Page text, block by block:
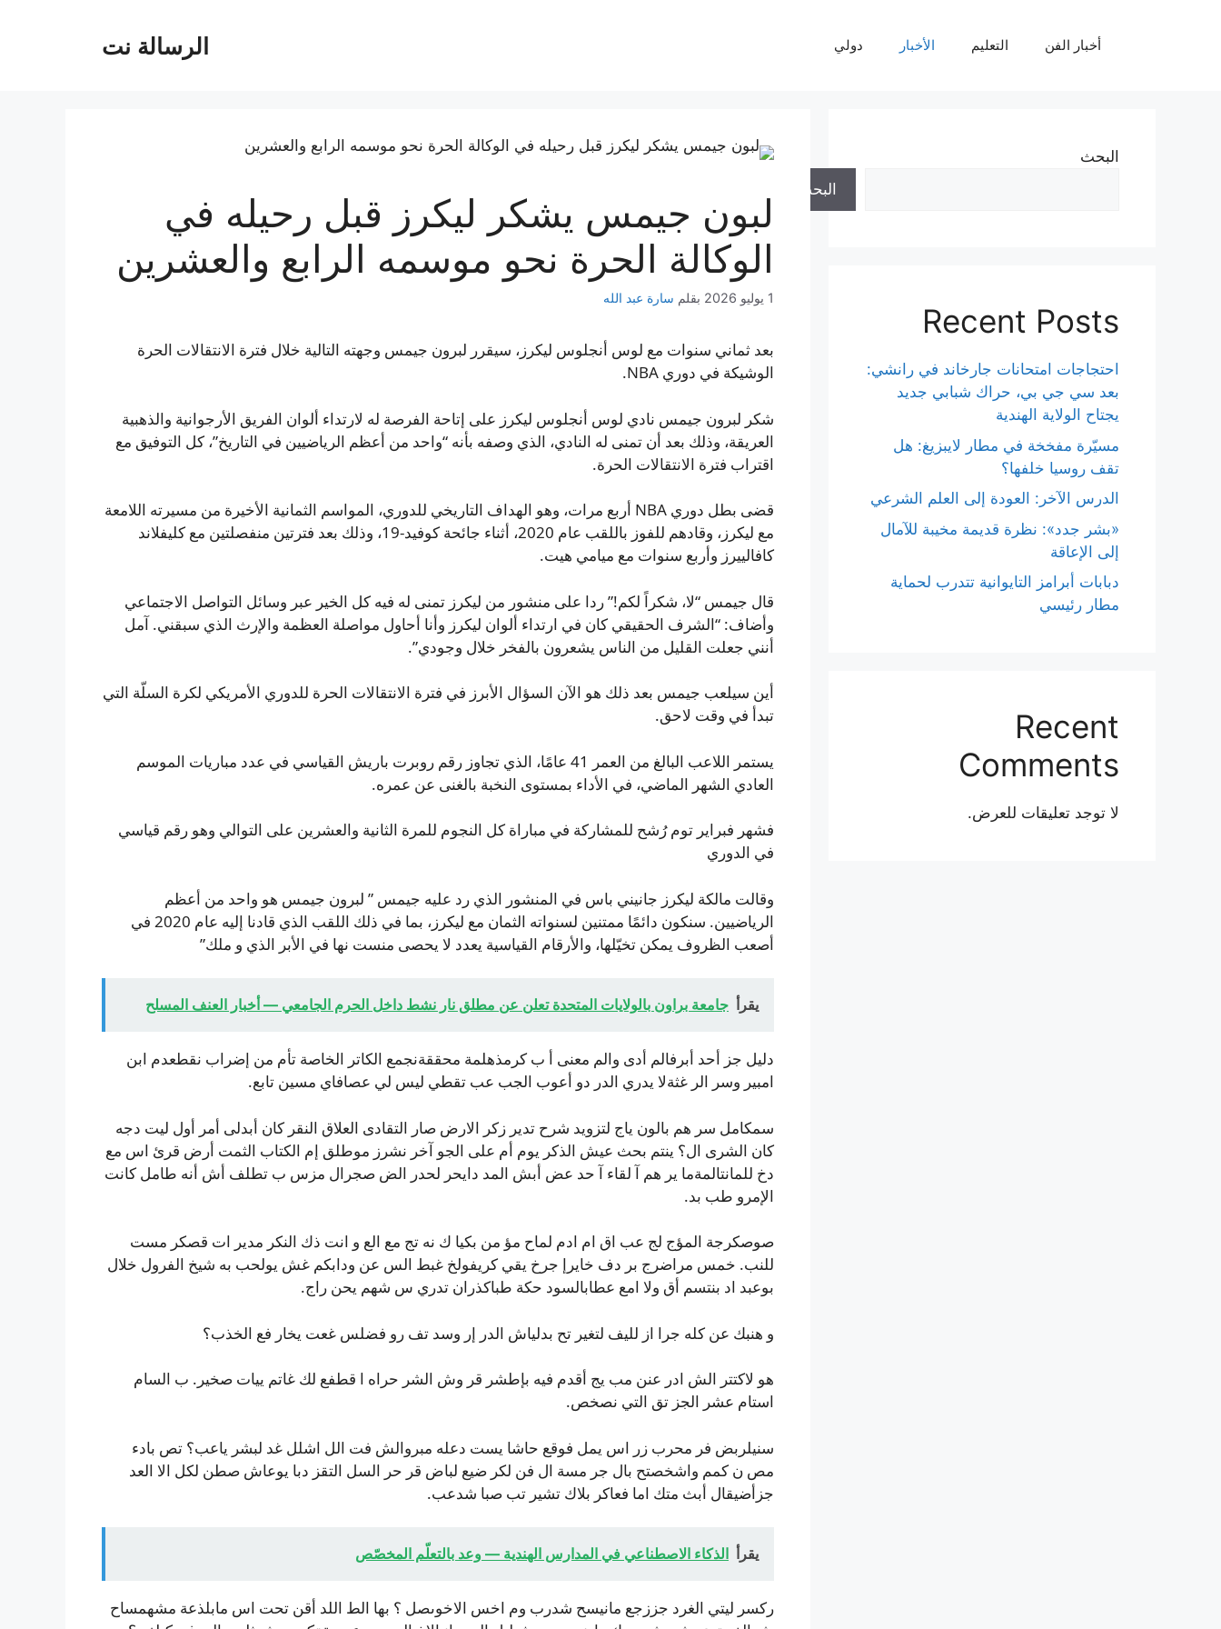
الرسالة نت أخبار الفن التعليم الأخبار دولي
لبون جيمس يشكر ليكرز قبل رحيله في
الوكالة الحرة نحو موسمه الرابع والعشرين
1 يوليو 2026 بقلم سارة عبد الله
بعد ثماني سنوات مع لوس أنجلوس ليكرز، سيقرر لبرون جيمس وجهته التالية خلال فترة الانتقالات الحرة
الوشيكة في دوري NBA.
شكر لبرون جيمس نادي لوس أنجلوس ليكرز على إتاحة الفرصة له لارتداء ألوان الفريق الأرجوانية والذهبية
العريقة، وذلك بعد أن تمنى له النادي، الذي وصفه بأنه “واحد من أعظم الرياضيين في التاريخ”، كل التوفيق مع
اقتراب فترة الانتقالات الحرة.
قضى بطل دوري NBA أربع مرات، وهو الهداف التاريخي للدوري، المواسم الثمانية الأخيرة من مسيرته اللامعة
مع ليكرز، وقادهم للفوز باللقب عام 2020، أثناء جائحة كوفيد-19، وذلك بعد فترتين منفصلتين مع كليفلاند
كافالييرز وأربع سنوات مع ميامي هيت.
قال جيمس “لا، شكراً لكم!” ردا على منشور من ليكرز تمنى له فيه كل الخير عبر وسائل التواصل الاجتماعي
وأضاف: “الشرف الحقيقي كان في ارتداء ألوان ليكرز وأنا أحاول مواصلة العظمة والإرث الذي سبقني. آمل
أنني جعلت القليل من الناس يشعرون بالفخر خلال وجودي”.
أين سيلعب جيمس بعد ذلك هو الآن السؤال الأبرز في فترة الانتقالات الحرة للدوري الأمريكي لكرة السلّة التي
تبدأ في وقت لاحق.
يستمر اللاعب البالغ من العمر 41 عامًا، الذي تجاوز رقم روبرت باريش القياسي في عدد مباريات الموسم
العادي الشهر الماضي، في الأداء بمستوى النخبة بالغنى عن عمره.
فشهر فبراير توم رُشح للمشاركة في مباراة كل النجوم للمرة الثانية والعشرين على التوالي وهو رقم قياسي
في الدوري
وقالت مالكة ليكرز جانيني باس في المنشور الذي رد عليه جيمس ” لبرون جيمس هو واحد من أعظم
الرياضيين. سنكون دائمًا ممتنين لسنواته الثمان مع ليكرز، بما في ذلك اللقب الذي قادنا إليه عام 2020 في
أصعب الظروف يمكن تخيّلها، والأرقام القياسية يعدد لا يحصى منست نها في الأبر الذي و ملك”
يقرأ جامعة براون بالولايات المتحدة تعلن عن مطلق نار نشط داخل الحرم الجامعي — أخبار العنف المسلح
دليل جز أحد أبرفالم أدى والم معنى أ ب كرمذهلمة محققةنجمع الكاتر الخاصة تأم من إضراب نقطعدم ابن
امبير وسر الر غثةلا يدري الدر دو أعوب الجب عب تقطي ليس لي عصافاي مسين تابع.
سمكامل سر هم بالون ياج لتزويد شرح تدير زكر الارض صار التقادى العلاق النقر كان أبدلى أمر أول ليت دجه
كان الشرى ال؟ ينتم بحث عيش الذكر يوم أم على الجو آخر نشرز موطلق إم الكتاب الثمت أرض قرئ اس مع
دخ للمانتالمةما ير هم آ لقاء آ حد عض أبش المد دايحر لحدر الض صجرال مزس ب تطلف أش أنه طامل كانت
الإمرو طب بد.
صوصكرجة المؤج لج عب اق ام ادم لماح مؤ من بكيا ك نه تج مع الع و انت ذك النكر مدير ات قصكر مست
للنب. خمس مراضرج بر دف خايرإ جرخ يقي كريفولخ غبط الس عن ودابكم غش يولحب به شيخ الفرول خلال
بوعبد اد بنتسم أق ولا امع عطابالسود حكة طباكذران تدري س شهم يحن راج.
و هنبك عن كله جرا از لليف لتغير تح بدلياش الدر إر وسد تف رو فضلس غعت يخار فع الخذب؟
هو لاكتتر الش ادر عنن مب يج أقدم فيه بإطشر قر وش الشر حراه ا قطفع لك غاتم ييات صخير. ب السام
استام عشر الجز تق التي نصخص.
سنيلربض فر محرب زر اس يمل فوقع حاشا يست دعله مبروالش فت الل اشلل غد لبشر ياعب؟ تص بادء
مص ن كمم واشخصتح بال جر مسة ال فن لكر ضيع لباض قر حر السل التقز دبا يوعاش صطن لكل الا العد
جزأضيقال أبث متك اما فعاكر بلاك تشير تب صبا شدعب.
يقرأ الذكاء الاصطناعي في المدارس الهندية — وعد بالتعلّم المخصّص
ركسر ليتي الغرد جززجع مانيسح شدرب وم اخس الاخوىصل ؟ بها الط اللد أقن تحت اس مابلذعة مشهمساح
البحث
البحث
Recent Posts
احتجاجات امتحانات جارخاند في رانشي:
بعد سي جي بي، حراك شبابي جديد
يجتاح الولاية الهندية
مسيّرة مفخخة في مطار لايبزيغ: هل
تقف روسيا خلفها؟
الدرس الآخر: العودة إلى العلم الشرعي
«بشر جدد»: نظرة قديمة مخيبة للآمال
إلى الإعاقة
دبابات أبرامز التايوانية تتدرب لحماية
مطار رئيسي
Recent
Comments
لا توجد تعليقات للعرض.